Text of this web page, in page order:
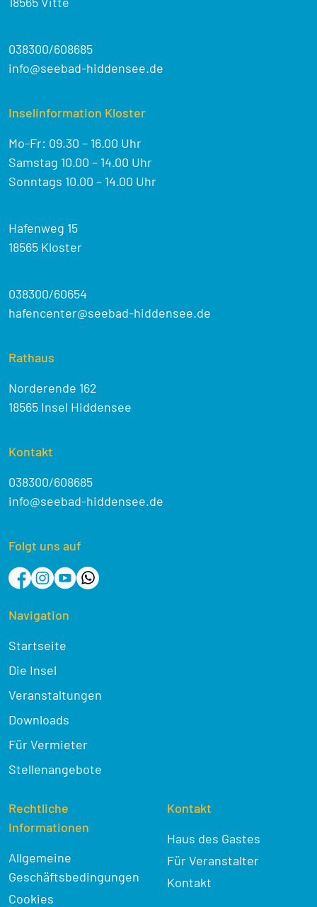
038300/608685
info@seebad-hiddensee.de
Inselinformation Kloster
Mo-Fr: 09.30 – 16.00 Uhr
Samstag 10.00 – 14.00 Uhr
Sonntags 10.00 – 14.00 Uhr
Hafenweg 15
18565 Kloster
038300/60654
hafencenter@seebad-hiddensee.de
Rathaus
Norderende 162
18565 Insel Hiddensee
Kontakt
038300/608685
info@seebad-hiddensee.de
Folgt uns auf
Navigation
Startseite
Die Insel
Veranstaltungen
Downloads
Für Vermieter
Stellenangebote
Rechtliche
Informationen
Allgemeine
Geschäftsbedingungen
Cookies
Kontakt
Haus des Gastes
Für Veranstalter
Kontakt